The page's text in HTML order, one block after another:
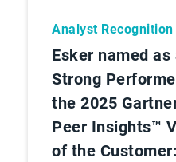
Analyst Recognition
Esker named as
Strong
the 2025
Peer Insights™
of the Customer: